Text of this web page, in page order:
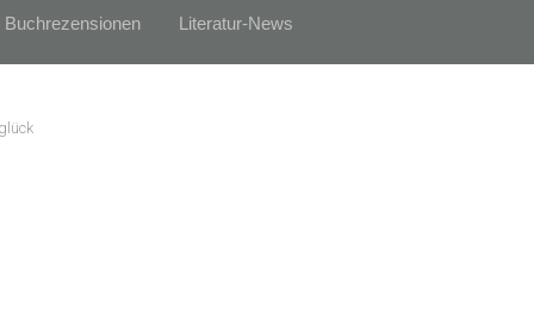
Buchrezensionen Literatur-News